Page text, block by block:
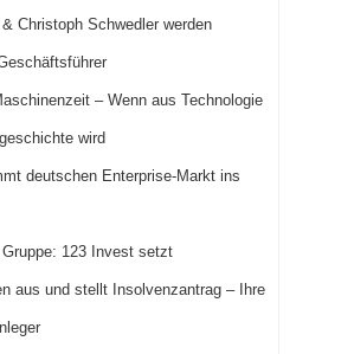
Christoph Schwedler werden
– Wenn aus Technologie
wird
deutschen Enterprise-Markt ins
123 Invest setzt
aus und stellt Insolvenzantrag – Ihre